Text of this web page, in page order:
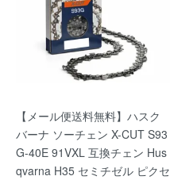
【メール便送料無料】ハスク
バーナ ソーチェン X-CUT S93
G-40E 91VXL 互換チェン Hus
qvarna H35 セミチゼル ピクセ